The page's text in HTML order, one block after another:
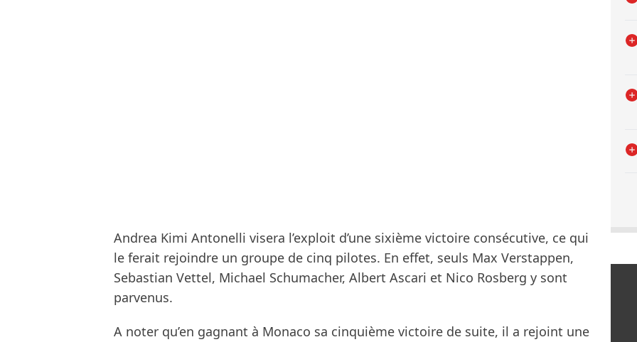
Andrea Kimi Antonelli visera l’exploit d’une sixième victoire consécutive, ce qui
le ferait rejoindre un groupe de cinq pilotes. En effet, seuls Max Verstappen,
Sebastian Vettel, Michael Schumacher, Albert Ascari et Nico Rosberg y sont
parvenus.
A noter qu’en gagnant à Monaco sa cinquième victoire de suite, il a rejoint une